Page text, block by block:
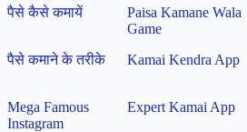
पैसे कैसे कमायें
Paisa Kamane Wala
Game
पैसे कमाने के तरीके
Kamai Kendra App
Mega Famous
Instagram
Expert Kamai App